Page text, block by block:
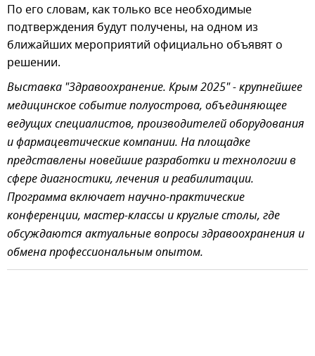
По его словам, как только все необходимые
подтверждения будут получены, на одном из
ближайших мероприятий официально объявят о
решении.
Выставка "Здравоохранение. Крым 2025" - крупнейшее
медицинское событие полуострова, объединяющее
ведущих специалистов, производителей оборудования
и фармацевтические компании. На площадке
представлены новейшие разработки и технологии в
сфере диагностики, лечения и реабилитации.
Программа включает научно-практические
конференции, мастер-классы и круглые столы, где
обсуждаются актуальные вопросы здравоохранения и
обмена профессиональным опытом.